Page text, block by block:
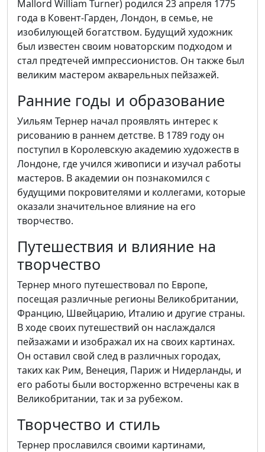
Mallord William Turner) родился 23 апреля 1775
года в Ковент-Гарден, Лондон, в семье, не
изобилующей богатством. Будущий художник
был известен своим новаторским подходом и
стал предтечей импрессионистов. Он также был
великим мастером акварельных пейзажей.
Ранние годы и образование
Уильям Тернер начал проявлять интерес к
рисованию в раннем детстве. В 1789 году он
поступил в Королевскую академию художеств в
Лондоне, где учился живописи и изучал работы
мастеров. В академии он познакомился с
будущими покровителями и коллегами, которые
оказали значительное влияние на его
творчество.
Путешествия и влияние на
творчество
Тернер много путешествовал по Европе,
посещая различные регионы Великобритании,
Францию, Швейцарию, Италию и другие страны.
В ходе своих путешествий он наслаждался
пейзажами и изображал их на своих картинах.
Он оставил свой след в различных городах,
таких как Рим, Венеция, Париж и Нидерланды, и
его работы были восторженно встречены как в
Великобритании, так и за рубежом.
Творчество и стиль
Тернер прославился своими картинами,